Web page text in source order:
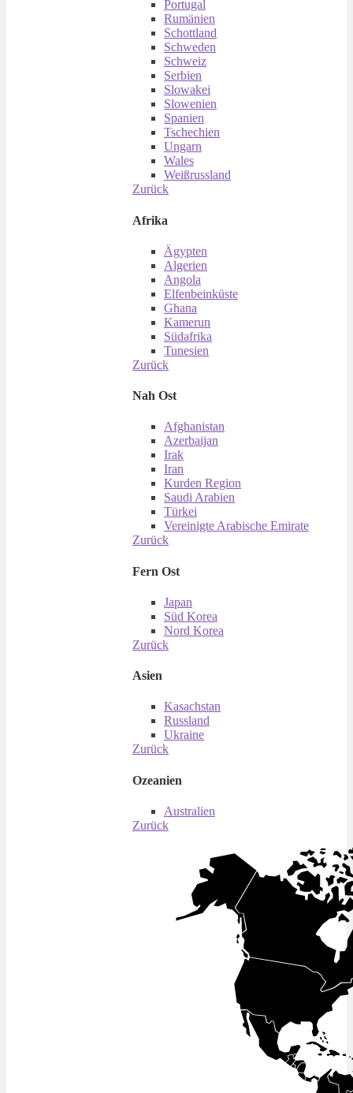
Portugal
Rumänien
Schottland
Schweden
Schweiz
Serbien
Slowakei
Slowenien
Spanien
Tschechien
Ungarn
Wales
Weißrussland
Zurück
Afrika
Ägypten
Algerien
Angola
Elfenbeinküste
Ghana
Kamerun
Südafrika
Tunesien
Zurück
Nah Ost
Afghanistan
Azerbaijan
Irak
Iran
Kurden Region
Saudi Arabien
Türkei
Vereinigte Arabische Emirate
Zurück
Fern Ost
Japan
Süd Korea
Nord Korea
Zurück
Asien
Kasachstan
Russland
Ukraine
Zurück
Ozeanien
Australien
Zurück